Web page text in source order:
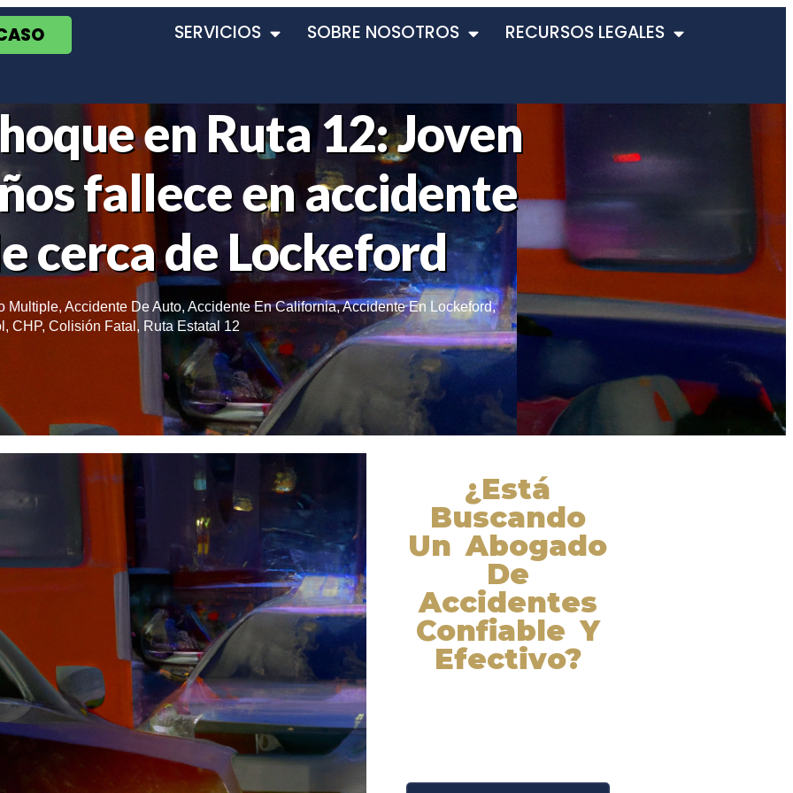
SERVICIOS SOBRE NOSOTROS RECURSOS LEGALES
en Ruta 12: Joven
fallece en accidente
cerca de Lockeford
Multiple, Accidente De Auto, Accidente En California,Accidente En Lockeford,
, CHP, Colisión Fatal , Ruta Estatal 12
¿Está
Buscando
Un Abogado
De
Accidentes
Confiable Y
Efectivo?